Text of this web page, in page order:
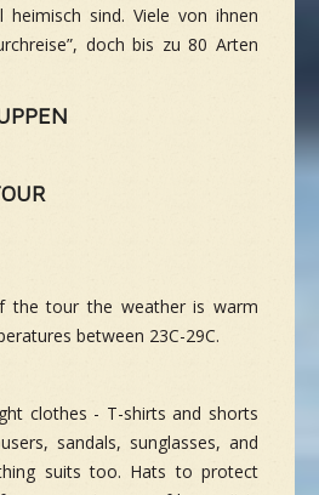
sind. Viele von ihnen
doch bis zu 80 Arten
the tour the weather is warm
between 23C-29C.
clothes - T-shirts and shorts
sandals, sunglasses, and
suits too. Hats to protect